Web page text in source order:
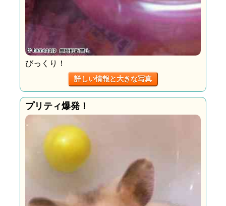
びっくり！
詳しい情報と大きな写真
プリティ爆発！